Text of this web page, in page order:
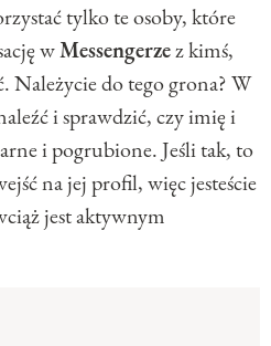
tylko te osoby, które
wMessengerzez kimś,
Należycie do tego grona? W
i sprawdzić, czy imię i
i pogrubione. Jeśli tak, to
na jej profil, więc jesteście
jest aktywnym